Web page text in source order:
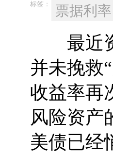
标签： 票据利率
最近资
并未挽救
收益率再
风险资产
美债已经